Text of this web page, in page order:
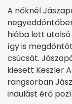
A nőknél
hiába lett utolsó
így is
csúcsát.
kiesett Keszler
rangsorban
indulást érő